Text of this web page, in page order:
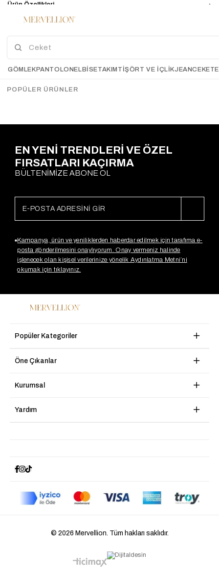
Ürün Özellikleri
Ürün boy 70cm
Manken boy 167cm
Manken kilo 49-50kg
El İle Ölçümlerde 2-3 Cm Farklılık Gösterebilir.
EN YENİ TRENDLERİ VE ÖZEL
FIRSATLARI KAÇIRMA
BÜLTENİMİZE ABONE OL
Kampanya, ürün ve yeniliklerden haberdar edilmek için tarafıma e-
posta gönderilmesini onaylıyorum. Onay vermeniz halinde
işlenecek olan kişisel verilerinize yönelik Aydınlatma Metni’ni
okumak için tıklayınız.
Popüler Kategoriler
Öne Çıkanlar
Kurumsal
Yardım
© 2026 Mervellion. Tüm hakları saklıdır.
GÖMLEK PANTOLON ELBİSETAKIM TIŞÖRT VE İÇLIKJEANCEKET
POPÜLER ÜRÜNLER